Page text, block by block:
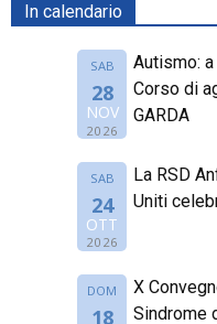
In calendario
SAB
28
NOV
2026
Autismo:
Corso di
GARDA
SAB
24
OTT
2026
La RSD
Uniti
DOM
18
X
Sindrome